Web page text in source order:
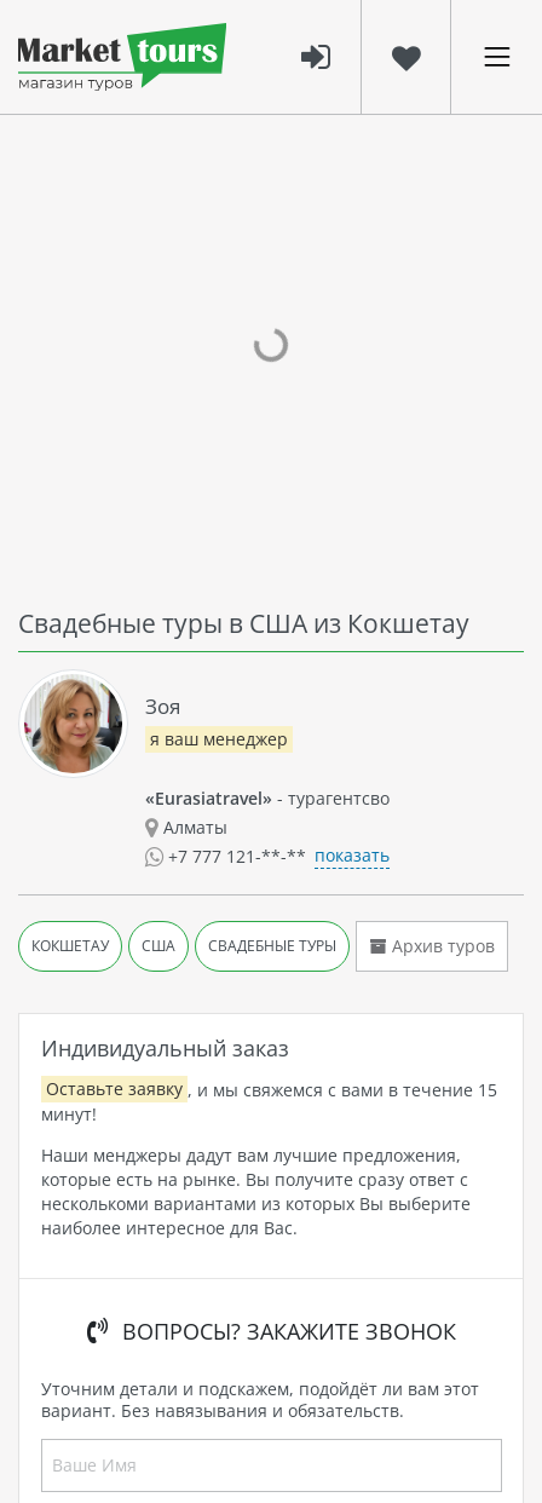
Свадебные туры в США из Кокшетау
Индивидуальный заказ
Оставьте заявку , и мы свяжемся с вами в течение 15
минут!
Наши менджеры дадут вам лучшие предложения,
которые есть на рынке. Вы получите сразу ответ с
несколькоми вариантами из которых Вы выберите
наиболее интересное для Вас.
ВОПРОСЫ? ЗАКАЖИТЕ ЗВОНОК
Уточним детали и подскажем, подойдёт ли вам этот
вариант. Без навязывания и обязательств.
Зоя
я ваш менеджер
«Eurasiatravel» - турагентсво
Алматы
+7 777 121-**-** показать
КОКШЕТАУ США СВАДЕБНЫЕ ТУРЫ Архив туров